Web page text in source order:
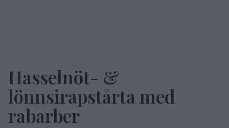
Hasselnöt- &
lönnsirapstårta med
rabarber